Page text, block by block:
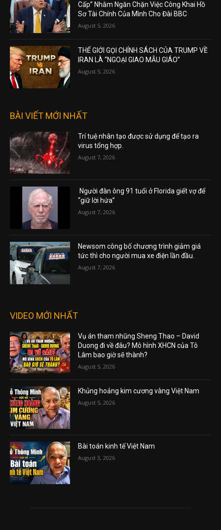
Cấp” Nhằm Ngăn Chặn Việc Công Khai Hồ
Sơ Tài Chính Của Mình Cho Đài BBC
August 5, 2026
THẾ GIỚI GỌI CHÍNH SÁCH CỦA TRUMP VỀ
IRAN LÀ “NGOẠI GIAO MẪU GIÁO”
August 5, 2026
BÀI VIẾT MỚI NHẤT
Trí tuệ nhân tạo được sử dụng để tạo ra
virus tổng hợp.
August 7, 2026
Người đàn ông 91 tuổi ở Florida giết vợ để
“giữ lời hứa”
August 7, 2026
Newsom công bố chương trình giảm giá
tức thì cho người mua xe điện lần đầu.
August 7, 2026
VIDEO MỚI NHẤT
Vụ án tham nhũng Sheng Thao – David
Duong đi về đâu? Mô hình XHCN của Tô
Lâm bao giờ sẽ thành?
August 5, 2026
Khủng hoảng kim cương vàng Việt Nam
August 5, 2026
Bài toán kinh tế Việt Nam
August 3, 2026